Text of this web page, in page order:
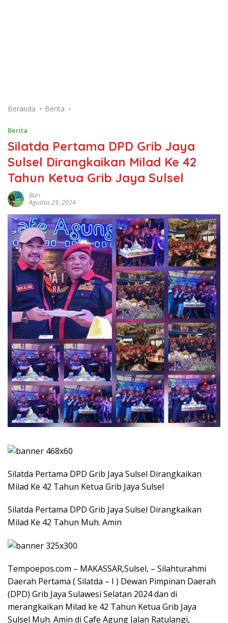
Beranda Berita
Berita
Silatda Pertama DPD Grib Jaya
Sulsel Dirangkaikan Milad Ke 42
Tahun Ketua Grib Jaya Sulsel
Buri
Agustus 29, 2024
Silatda Pertama DPD Grib Jaya Sulsel Dirangkaikan
Milad Ke 42 Tahun Ketua Grib Jaya Sulsel
Silatda Pertama DPD Grib Jaya Sulsel Dirangkaikan
Milad Ke 42 Tahun Muh. Amin
Tempoepos.com – MAKASSAR,Sulsel, – Silahturahmi
Daerah Pertama ( Silatda – I ) Dewan Pimpinan Daerah
(DPD) Grib Jaya Sulawesi Selatan 2024 dan di
merangkaikan Milad ke 42 Tahun Ketua Grib Jaya
Sulsel Muh. Amin di Cafe Agung Jalan Ratulangi,